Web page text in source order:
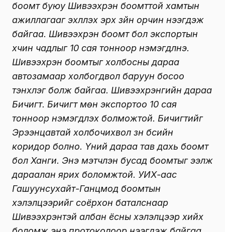
боомт буюу Шивээхүрэн боомттой хамтын
ажиллагааг эхлүүлэх эрх зүйн орчин нээгдэж
байгаа. Шивээхүрэн боомт бол экспортын
хүчин чадлыг 10 сая тонноор нэмэгдүүлнэ.
Шивээхүрэн боомтыг холбосны дараа
автозамаар холбогдвол баруун босоо
тэнхлэг болж байгаа. Шивээхүрэнгийн дараа
Бичигт. Бичигт мөн экспортоо 10 сая
тонноор нэмэгдүүлэх болможтой. Бичигтийг
Эрээнцавтай холбочихвол зүүн бүсийн
коридор болно. Үүний дараа тав дахь боомт
бол Ханги. Энэ мэтчлэн бусад боомтыг ээлж
дараалан ярих боломжтой. УИХ-аас
Гашуунсухайт-Ганцмод боомтын
хэлэлцээрийг соёрхон баталснаар
Шивээхүрэнтэй албан ёсны хэлэлцээр хийх